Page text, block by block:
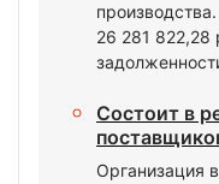
26 281 822,28
Состоит в
Организация